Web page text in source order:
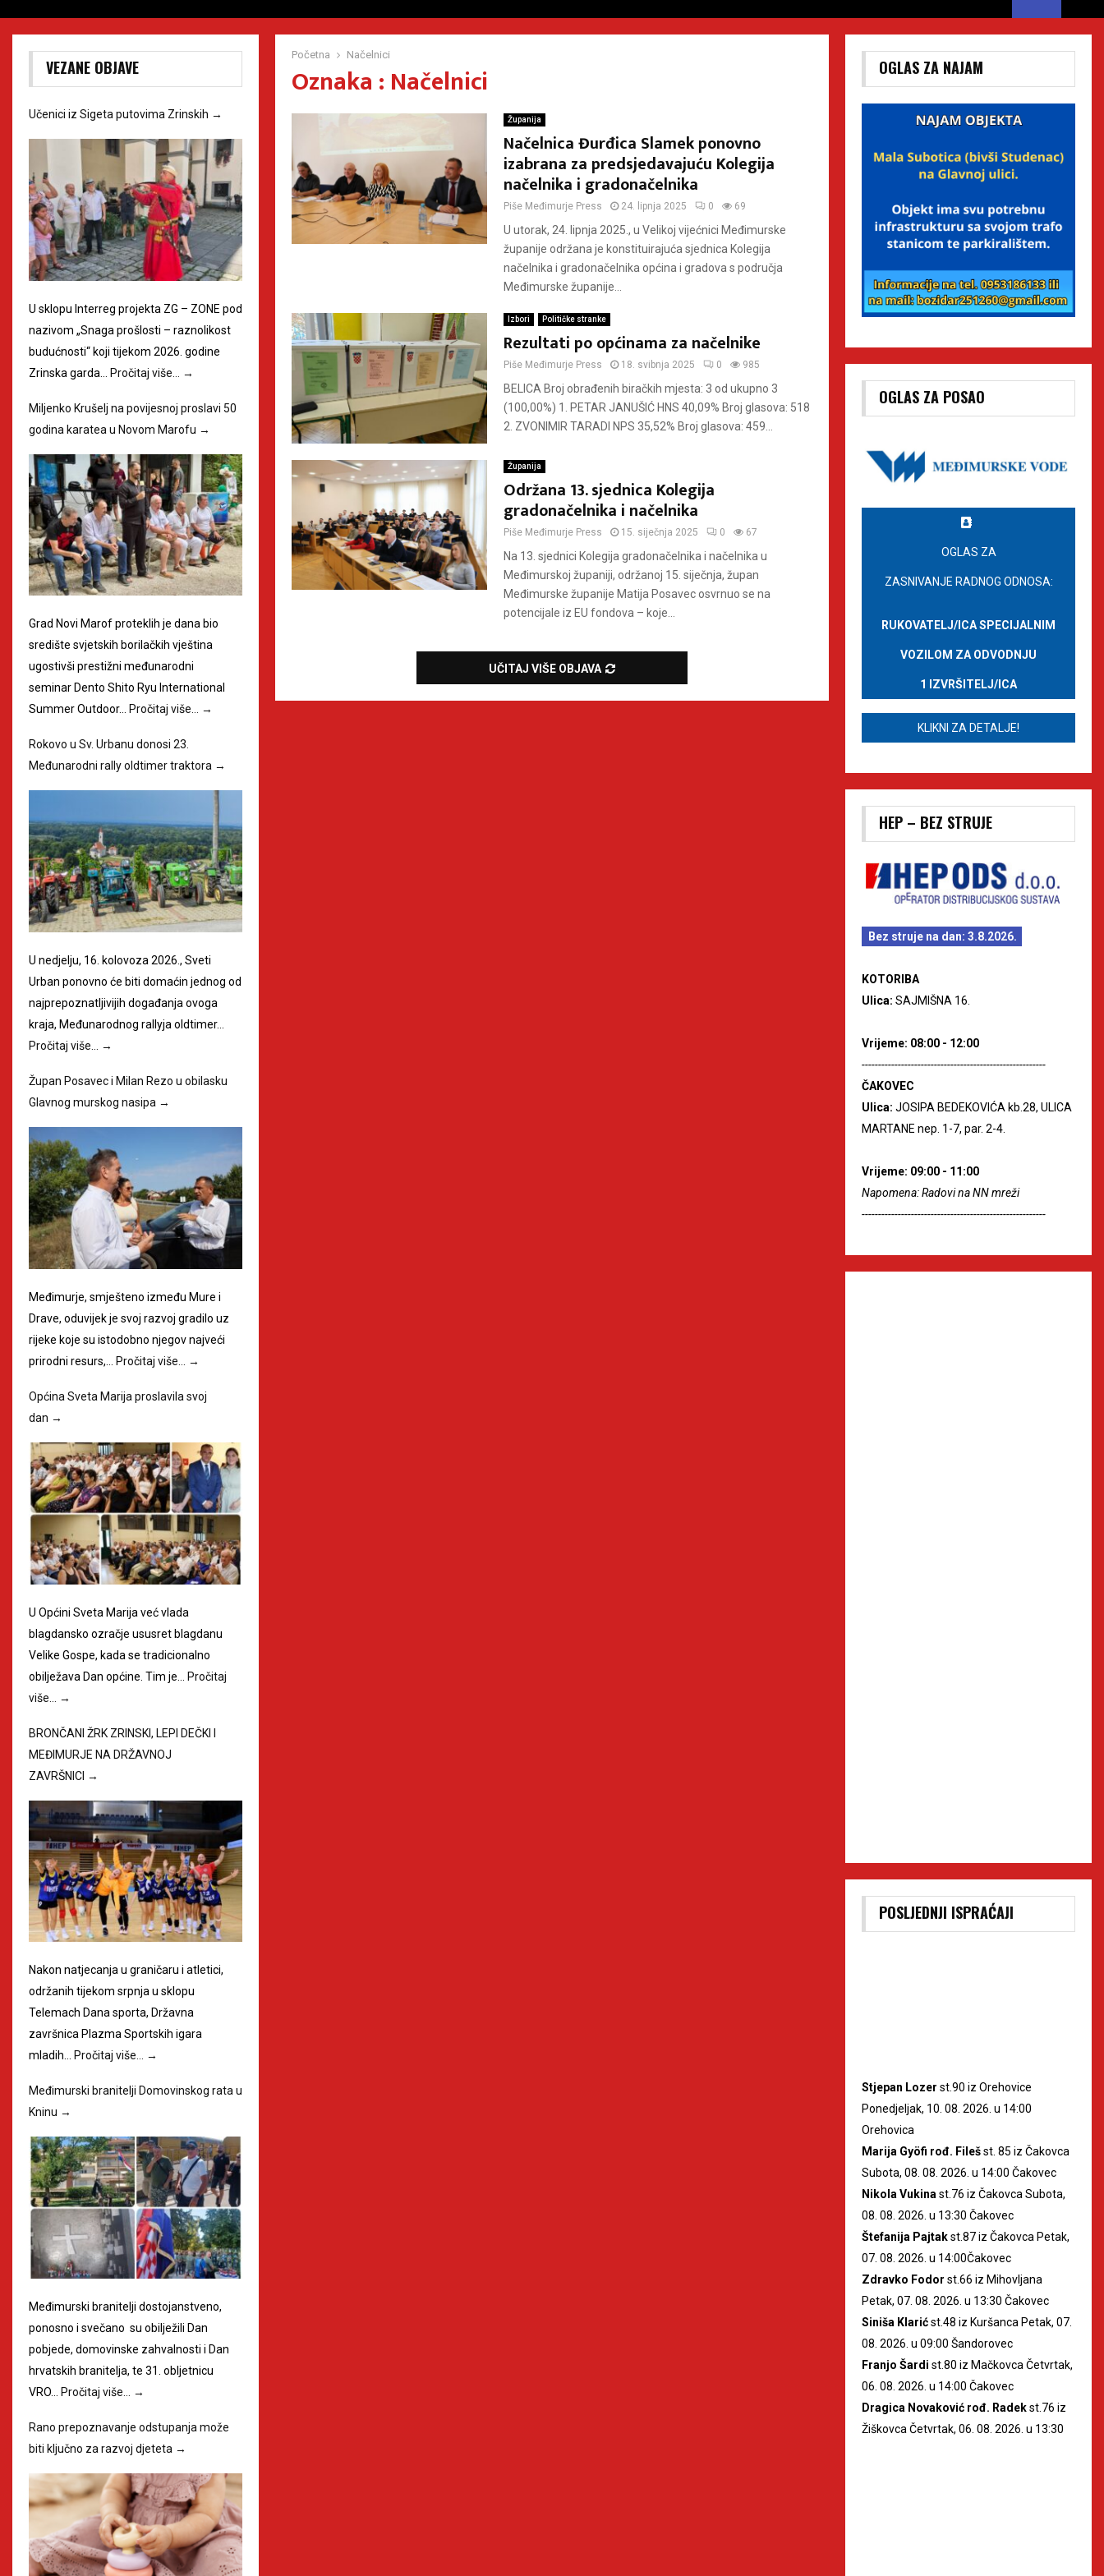
Početna Načelnici
Oznaka : Načelnici
Županija
Načelnica Đurđica Slamek ponovno
izabrana za predsjedavajuću Kolegija
načelnika i gradonačelnika
Piše Međimurje Press 24. lipnja 2025 0 69
U utorak, 24. lipnja 2025., u Velikoj vijećnici Međimurske
županije održana je konstituirajuća sjednica Kolegija
načelnika i gradonačelnika općina i gradova s područja
Međimurske županije...
Izbori Političke stranke
Rezultati po općinama za načelnike
Piše Međimurje Press 18. svibnja 2025 0 985
BELICA Broj obrađenih biračkih mjesta: 3 od ukupno 3
(100,00%) 1. PETAR JANUŠIĆ HNS 40,09% Broj glasova: 518
2. ZVONIMIR TARADI NPS 35,52% Broj glasova: 459...
Županija
Održana 13. sjednica Kolegija
gradonačelnika i načelnika
Piše Međimurje Press 15. siječnja 2025 0 67
Na 13. sjednici Kolegija gradonačelnika i načelnika u
Međimurskoj županiji, održanoj 15. siječnja, župan
Međimurske županije Matija Posavec osvrnuo se na
potencijale iz EU fondova – koje...
UČITAJ VIŠE OBJAVA
VEZANE OBJAVE
Učenici iz Sigeta putovima Zrinskih →
U sklopu Interreg projekta ZG – ZONE pod
nazivom „Snaga prošlosti – raznolikost
budućnosti“ koji tijekom 2026. godine
Zrinska garda…
Pročitaj više… →
Miljenko Krušelj na povijesnoj proslavi 50
godina karatea u Novom Marofu →
Grad Novi Marof proteklih je dana bio
središte svjetskih borilačkih vještina
ugostivši prestižni međunarodni
seminar Dento Shito Ryu International
Summer Outdoor… Pročitaj više… →
Rokovo u Sv. Urbanu donosi 23.
Međunarodni rally oldtimer traktora →
U nedjelju, 16. kolovoza 2026., Sveti
Urban ponovno će biti domaćin jednog od
najprepoznatljivijih događanja ovoga
kraja, Međunarodnog rallyja oldtimer…
Pročitaj više…
→
Župan Posavec i Milan Rezo u obilasku
Glavnog murskog nasipa →
Međimurje, smješteno između Mure i
Drave, oduvijek je svoj razvoj gradilo uz
rijeke koje su istodobno njegov najveći
prirodni resurs,…
Pročitaj više… →
Općina Sveta Marija proslavila svoj
dan →
U Općini Sveta Marija već vlada
blagdansko ozračje ususret blagdanu
Velike Gospe, kada se tradicionalno
obilježava Dan općine. Tim je… Pročitaj
više…
→
BRONČANI ŽRK ZRINSKI, LEPI DEČKI I
MEĐIMURJE NA DRŽAVNOJ
ZAVRŠNICI →
Nakon natjecanja u graničaru i atletici,
održanih tijekom srpnja u sklopu
Telemach Dana sporta, Državna
završnica Plazma Sportskih igara
mladih… Pročitaj više… →
Međimurski branitelji Domovinskog rata u
Kninu →
Međimurski branitelji dostojanstveno,
ponosno i svečano su obilježili Dan
pobjede, domovinske zahvalnosti i Dan
hrvatskih branitelja, te 31. obljetnicu
VRO…
Pročitaj više… →
Rano prepoznavanje odstupanja može
biti ključno za razvoj djeteta →
OGLAS ZA NAJAM
OGLAS ZA POSAO
OGLAS ZA
ZASNIVANJE RADNOG ODNOSA:
RUKOVATELJ/ICA SPECIJALNIM
VOZILOM ZA ODVODNJU
1 IZVRŠITELJ/ICA
KLIKNI ZA DETALJE!
HEP – BEZ STRUJE
Bez struje na dan: 3.8.2026.
KOTORIBA
Ulica: SAJMIŠNA 16.
Vrijeme: 08:00 - 12:00
--------------------------------------------------------
ČAKOVEC
Ulica: JOSIPA BEDEKOVIĆA kb.28, ULICA
MARTANE nep. 1-7, par. 2-4.
Vrijeme: 09:00 - 11:00
Napomena: Radovi na NN mreži
--------------------------------------------------------
POSLJEDNJI ISPRAĆAJI
Stjepan Lozer st.90 iz Orehovice
Ponedjeljak, 10. 08. 2026. u 14:00
Orehovica
Marija Gyöfi rođ. Filešst. 85 iz Čakovca
Subota, 08. 08. 2026. u 14:00 Čakovec
Nikola Vukina st.76 iz Čakovca Subota,
08. 08. 2026. u 13:30 Čakovec
Štefanija Pajtakst.87 iz Čakovca Petak,
07. 08. 2026. u 14:00Čakovec
Zdravko Fodor st.66 iz Mihovljana
Petak, 07. 08. 2026. u 13:30 Čakovec
Siniša Klarićst.48 iz Kuršanca Petak, 07.
08. 2026. u 09:00 Šandorovec
Franjo Šardi st.80 iz Mačkovca Četvrtak,
06. 08. 2026. u 14:00 Čakovec
Dragica Novaković rođ. Radekst.76 iz
Žiškovca Četvrtak, 06. 08. 2026. u 13:30